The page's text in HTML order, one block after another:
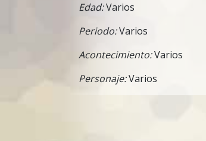
Edad:Varios
Periodo:Varios
Acontecimiento:Varios
Personaje:Varios